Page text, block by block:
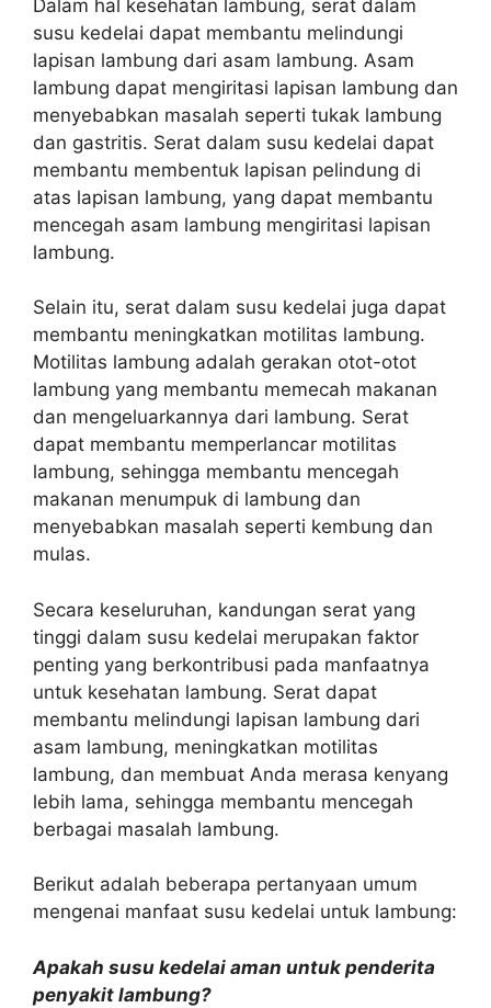
Dalam hal kesehatan lambung, serat dalam
susu kedelai dapat membantu melindungi
lapisan lambung dari asam lambung. Asam
lambung dapat mengiritasi lapisan lambung dan
menyebabkan masalah seperti tukak lambung
dan gastritis. Serat dalam susu kedelai dapat
membantu membentuk lapisan pelindung di
atas lapisan lambung, yang dapat membantu
mencegah asam lambung mengiritasi lapisan
lambung.
Selain itu, serat dalam susu kedelai juga dapat
membantu meningkatkan motilitas lambung.
Motilitas lambung adalah gerakan otot-otot
lambung yang membantu memecah makanan
dan mengeluarkannya dari lambung. Serat
dapat membantu memperlancar motilitas
lambung, sehingga membantu mencegah
makanan menumpuk di lambung dan
menyebabkan masalah seperti kembung dan
mulas.
Secara keseluruhan, kandungan serat yang
tinggi dalam susu kedelai merupakan faktor
penting yang berkontribusi pada manfaatnya
untuk kesehatan lambung. Serat dapat
membantu melindungi lapisan lambung dari
asam lambung, meningkatkan motilitas
lambung, dan membuat Anda merasa kenyang
lebih lama, sehingga membantu mencegah
berbagai masalah lambung.
Berikut adalah beberapa pertanyaan umum
mengenai manfaat susu kedelai untuk lambung:
Apakah susu kedelai aman untuk penderita
penyakit lambung?